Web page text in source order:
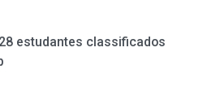
estudantes classificados